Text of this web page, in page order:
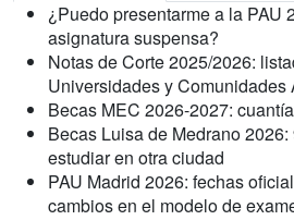
¿Puedo presentarme a la PAU
asignatura suspensa?
Notas de Corte 2025/2026:
Universidades y Comunidades
Becas MEC 2026-2027:
Becas Luisa de Medrano
estudiar en otra ciudad
PAU Madrid 2026: fechas
cambios en el modelo de